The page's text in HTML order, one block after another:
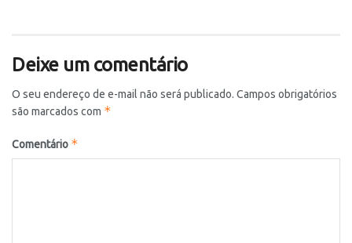
Deixe um comentário
O seu endereço de e-mail não será publicado. Campos obrigatórios
são marcados com *
Comentário *